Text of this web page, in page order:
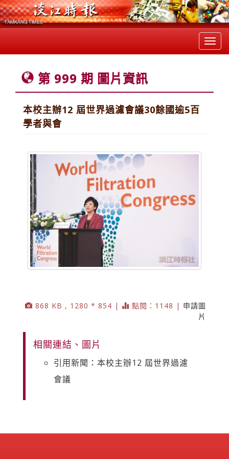
第 999 期 圖片資訊
本校主辦12 屆世界過濾會議30餘國逾5百
學者與會
868 KB , 1280 * 854 | 點閱：1148 | 申請圖
片
相關連結、圖片
引用新聞：本校主辦12 屆世界過濾
會議